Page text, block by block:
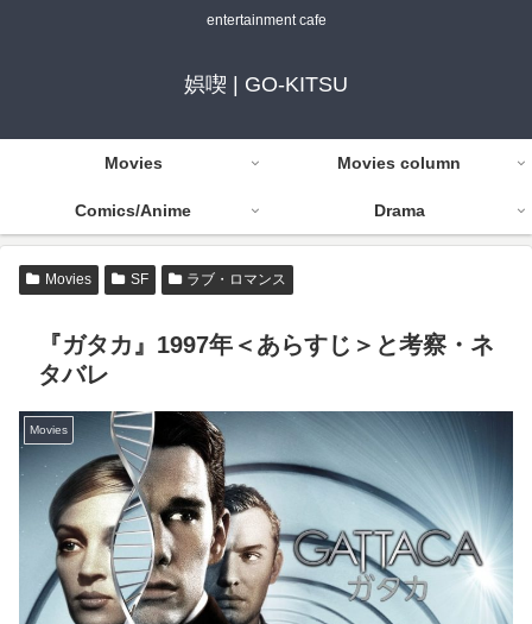
entertainment cafe
娯喫 | GO-KITSU
Movies Movies column
Comics/Anime Drama
Movies SF ラブ・ロマンス
『ガタカ』1997年＜あらすじ＞と考察・ネ
タバレ
Movies